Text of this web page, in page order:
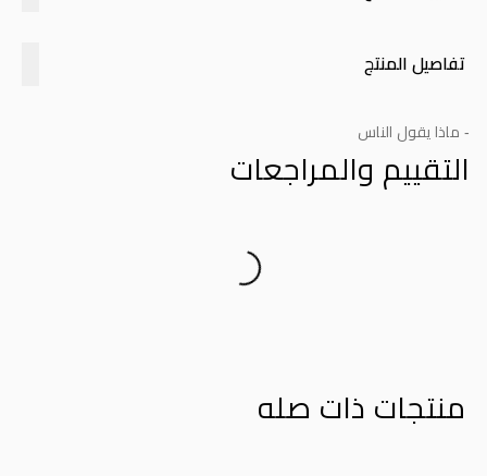
تفاصيل المنتج
- ماذا يقول الناس
التقييم والمراجعات
منتجات ذات صله